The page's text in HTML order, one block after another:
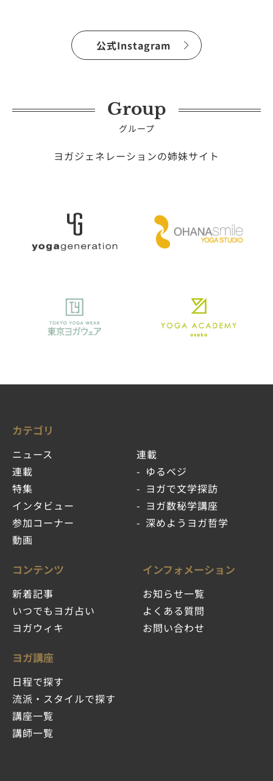
公式Instagram
Group
グループ
ヨガジェネレーションの姉妹サイト
カテゴリ
ニュース
連載
特集
インタビュー
参加コーナー
動画
連載
ゆるベジ
ヨガで文学探訪
ヨガ数秘学講座
深めようヨガ哲学
コンテンツ
新着記事
いつでもヨガ占い
ヨガウィキ
ヨガ講座
日程で探す
流派・スタイルで探す
講座一覧
講師一覧
インフォメーション
お知らせ一覧
よくある質問
お問い合わせ